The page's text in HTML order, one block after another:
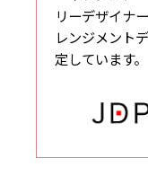
リーデザイナ
レンジメント
定しています。